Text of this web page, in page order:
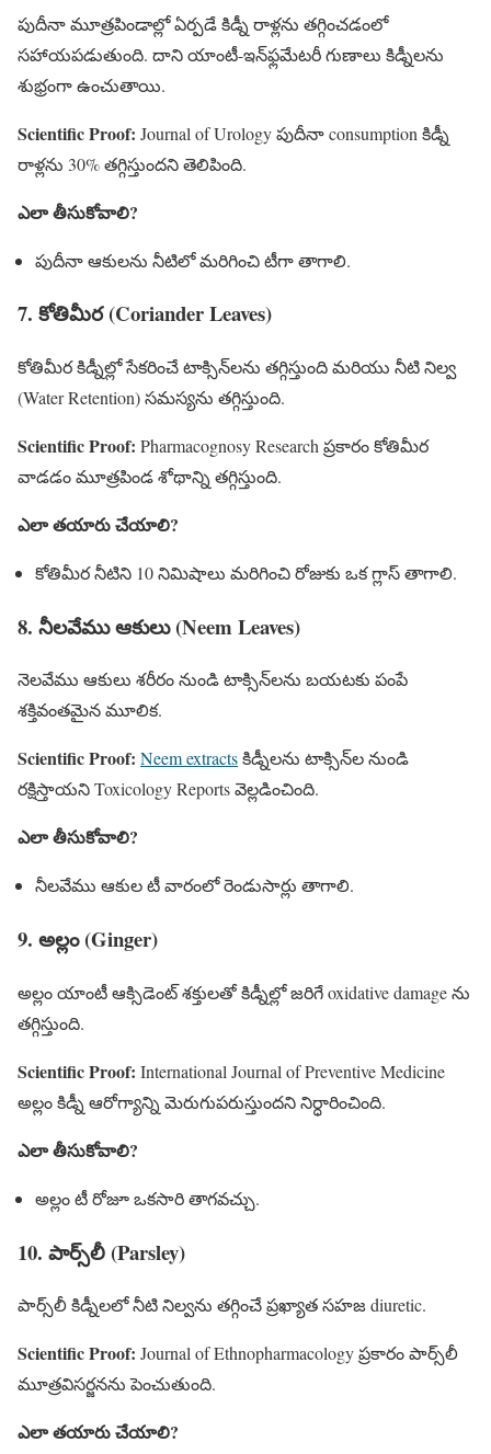
పుదీనా మూత్రపిండాల్లో ఏర్పడే కిడ్నీ రాళ్లను తగ్గించడంలో
సహాయపడుతుంది. దాని యాంటీ-ఇన్‌ఫ్లమేటరీ గుణాలు కిడ్నీలను
శుభ్రంగా ఉంచుతాయి.
Scientific Proof: Journal of Urology పుదీనా consumption కిడ్నీ
రాళ్లను 30% తగ్గిస్తుందని తెలిపింది.
ఎలా తీసుకోవాలి?
పుదీనా ఆకులను నీటిలో మరిగించి టీగా తాగాలి.
7. కోతిమీర (Coriander Leaves)
కోతిమీర కిడ్నీల్లో సేకరించే టాక్సిన్‌లను తగ్గిస్తుంది మరియు నీటి నిల్వ
(Water Retention) సమస్యను తగ్గిస్తుంది.
Scientific Proof: Pharmacognosy Research ప్రకారం కోతిమీర
వాడడం మూత్రపిండ శోథాన్ని తగ్గిస్తుంది.
ఎలా తయారు చేయాలి?
కోతిమీర నీటిని 10 నిమిషాలు మరిగించి రోజుకు ఒక గ్లాస్ తాగాలి.
8. నీలవేము ఆకులు (Neem Leaves)
నెలవేము ఆకులు శరీరం నుండి టాక్సిన్‌లను బయటకు పంపే
శక్తివంతమైన మూలిక.
Scientific Proof: Neem extractsకిడ్నీలను టాక్సిన్‌ల నుండి
రక్షిస్తాయని Toxicology Reports వెల్లడించింది.
ఎలా తీసుకోవాలి?
నీలవేము ఆకుల టీ వారంలో రెండుసార్లు తాగాలి.
9. అల్లం (Ginger)
అల్లం యాంటీ ఆక్సిడెంట్ శక్తులతో కిడ్నీల్లో జరిగే oxidative damage ను
తగ్గిస్తుంది.
Scientific Proof: International Journal of Preventive Medicine
అల్లం కిడ్నీ ఆరోగ్యాన్ని మెరుగుపరుస్తుందని నిర్ధారించింది.
ఎలా తీసుకోవాలి?
అల్లం టీ రోజూ ఒకసారి తాగవచ్చు.
10. పార్స్‌లీ (Parsley)
పార్స్‌లీ కిడ్నీలలో నీటి నిల్వను తగ్గించే ప్రఖ్యాత సహజ diuretic.
Scientific Proof: Journal of Ethnopharmacology ప్రకారం పార్స్‌లీ
మూత్రవిసర్జనను పెంచుతుంది.
ఎలా తయారు చేయాలి?